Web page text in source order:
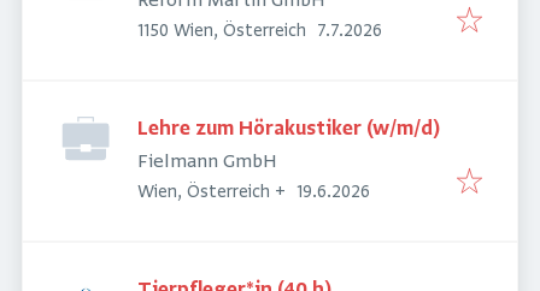
1150 Wien, Österreich Veröffentlicht
7.7.2026
Lehre zum Hörakustiker (w/m/d)
Fielmann GmbH
Wien, Österreich + Veröffentlicht
19.6.2026